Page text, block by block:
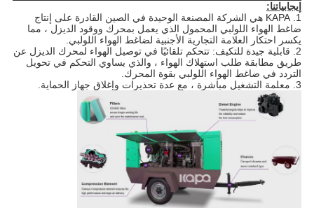
إيجابياتنا:
1. KAPA هي الشركة المصنعة الوحيدة في الصين القادرة على إنتاج
ضاغط الهواء اللولبي المحمول الذي يعمل بمحرك ووقود الديزل ، مما
يكسر احتكار العلامة التجارية الأجنبية لضاغط الهواء اللولبي.
2. قابلية جيدة للتكيف: تتحكم تلقائيًا في توصيل الهواء لمحرك الديزل عن
طريق مطابقة طلب استهلاك الهواء ، والذي يساوي التحكم في تحويل
التردد في ضاغط الهواء اللولبي بقوة المحرك.
3. معلمة التشغيل مباشرة ، مع عدة تحذيرات وإغلاق جهاز الحماية.